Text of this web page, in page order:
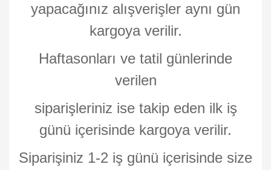
yapacağınız alışverişler aynı gün
kargoya verilir.
Haftasonları ve tatil günlerinde
verilen
siparişleriniz ise takip eden ilk iş
günü içerisinde kargoya verilir.
Siparişiniz 1-2 iş günü içerisinde size